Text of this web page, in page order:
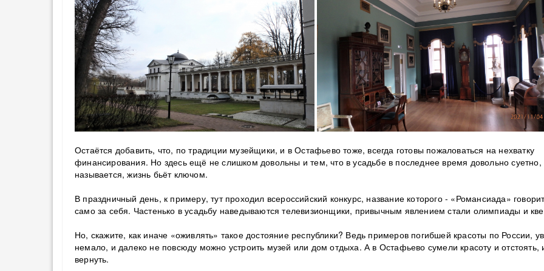
Остаётся добавить, что, по традиции музейщики, и в Остафьево тоже, всегда готовы пожаловаться на нехватку
финансирования. Но здесь ещё не слишком довольны и тем, что в усадьбе в последнее время довольно суетно,
называется, жизнь бьёт ключом.
В праздничный день, к примеру, тут проходил всероссийский конкурс, название которого - «Романсиада»
само за себя. Частенько в усадьбу наведываются телевизионщики, привычным явлением стали олимпиады и
Но, скажите, как иначе «оживлять» такое достояние республики? Ведь примеров погибшей красоты по России,
немало, и далеко не повсюду можно устроить музей или дом отдыха. А в Остафьево сумели красоту и отстоять,
вернуть.